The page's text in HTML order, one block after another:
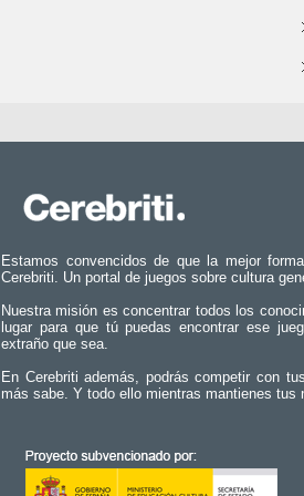
Estamos convencidos de que la mejor
Cerebriti. Un portal de juegos sobre cultura
Nuestra misión es concentrar todos los
lugar para que tú puedas encontrar ese
extraño que sea.
En Cerebriti además, podrás competir con
más sabe. Y todo ello mientras mantienes tus